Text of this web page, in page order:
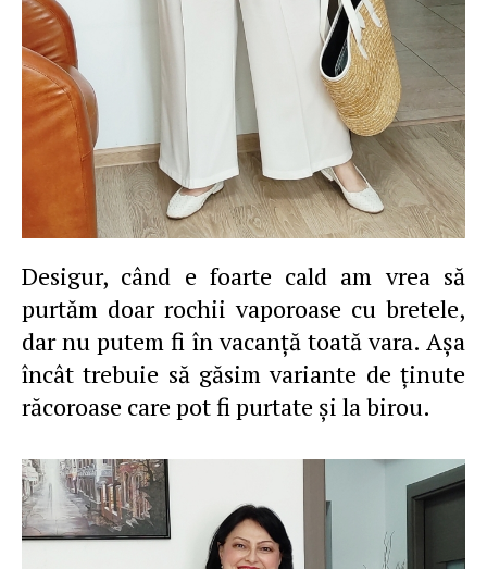
Desigur, când e foarte cald am vrea să
purtăm doar rochii vaporoase cu bretele,
dar nu putem fi în vacanţă toată vara. Aşa
încât trebuie să găsim variante de ţinute
răcoroase care pot fi purtate şi la birou.